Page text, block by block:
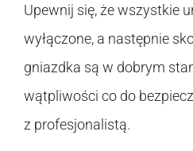
Upewnij się, że wszystkie
wyłączone, a następnie
gniazdka są w dobrym
wątpliwości co do
z profesjonalistą.